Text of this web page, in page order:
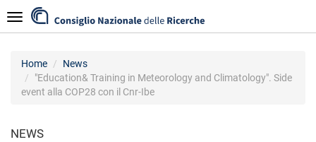
al
contenuto
Navigazione
Home
News
"Education& Training in Meteorology and Climatology". Side
event alla COP28 con il Cnr-Ibe
NEWS